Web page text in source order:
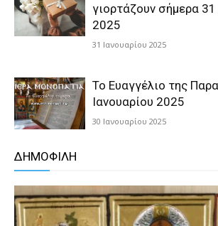
γιορτάζουν σήμερα 31
2025
31 Ιανουαρίου 2025
Το Ευαγγέλιο της
Ιανουαρίου 2025
30 Ιανουαρίου 2025
ΔΗΜΟΦΙΛΗ